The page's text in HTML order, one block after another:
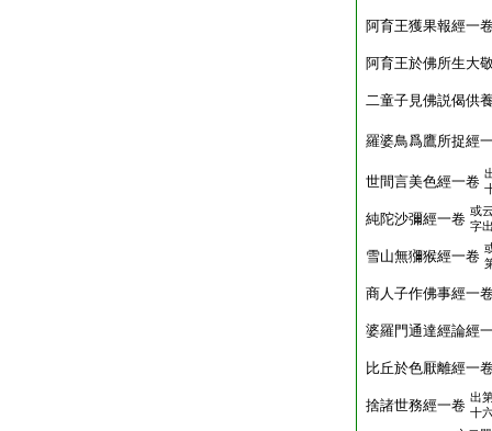
阿育王獲果報經一
阿育王於佛所生大
二童子見佛説偈供
羅婆鳥爲鷹所捉經
世間言美色經一卷
純陀沙彌經一卷 或
字
雪山無獼猴經一卷
商人子作佛事經一
婆羅門通達經論經
比丘於色厭離經一
捨諸世務經一卷 出
十